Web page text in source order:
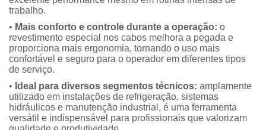
trabalho.
• Mais conforto e controle durante a operação: o
revestimento especial nos cabos melhora a pegada e
proporciona mais ergonomia, tornando o uso mais
confortável e seguro para o operador em diferentes tipos
de serviço.
• Ideal para diversos segmentos técnicos: amplamente
utilizado em instalações de refrigeração, sistemas
hidráulicos e manutenção industrial, é uma ferramenta
versátil e indispensável para profissionais que valorizam